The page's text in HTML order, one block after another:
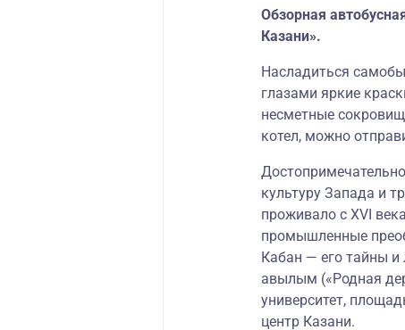
Обзорная
Казани».
Насладиться
глазами яркие
несметные
котел, можно
культуру Запада и
проживало с XVI
промышленные
Кабан — его тайны и
авылым («Родная
университет,
центр Казани.